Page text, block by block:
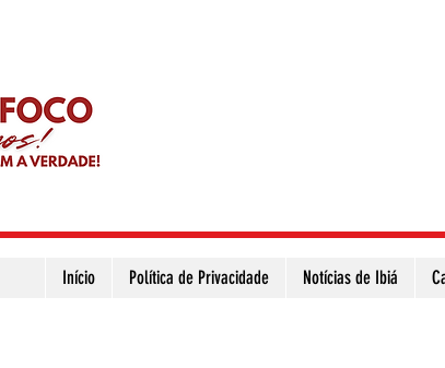
Início Política de Privacidade Notícias de Ibiá